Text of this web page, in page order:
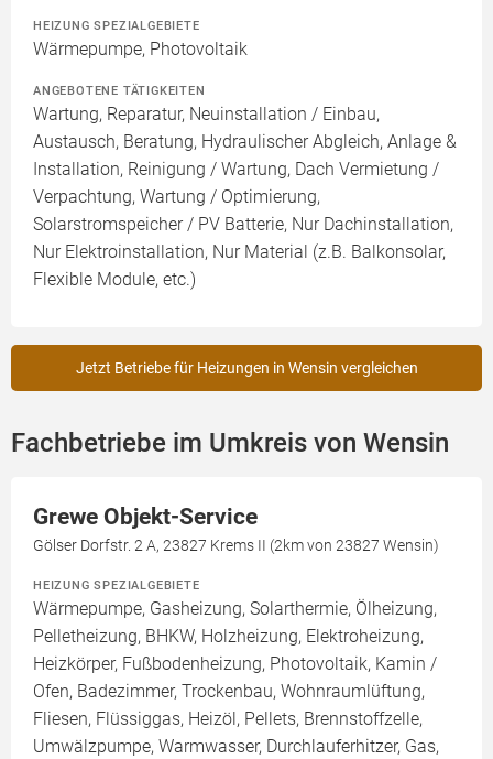
HEIZUNG SPEZIALGEBIETE
Wärmepumpe, Photovoltaik
ANGEBOTENE TÄTIGKEITEN
Wartung, Reparatur, Neuinstallation / Einbau,
Austausch, Beratung, Hydraulischer Abgleich, Anlage &
Installation, Reinigung / Wartung, Dach Vermietung /
Verpachtung, Wartung / Optimierung,
Solarstromspeicher / PV Batterie, Nur Dachinstallation,
Nur Elektroinstallation, Nur Material (z.B. Balkonsolar,
Flexible Module, etc.)
Jetzt Betriebe für Heizungen in Wensin vergleichen
Fachbetriebe im Umkreis von Wensin
Grewe Objekt-Service
Gölser Dorfstr. 2 A, 23827 Krems II (2km von 23827 Wensin)
HEIZUNG SPEZIALGEBIETE
Wärmepumpe, Gasheizung, Solarthermie, Ölheizung,
Pelletheizung, BHKW, Holzheizung, Elektroheizung,
Heizkörper, Fußbodenheizung, Photovoltaik, Kamin /
Ofen, Badezimmer, Trockenbau, Wohnraumlüftung,
Fliesen, Flüssiggas, Heizöl, Pellets, Brennstoffzelle,
Umwälzpumpe, Warmwasser, Durchlauferhitzer, Gas,